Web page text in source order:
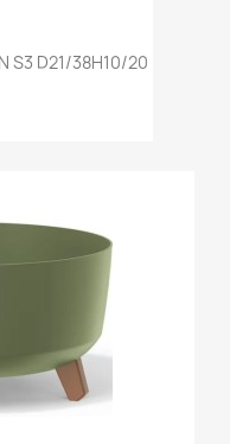
S3 D21/38H10/20